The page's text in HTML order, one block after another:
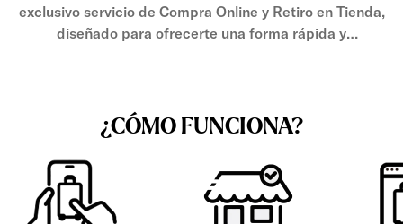
exclusivo servicio de Compra Online y Retiro en Tienda,
diseñado para ofrecerte una forma rápida y
¿CÓMO FUNCIONA?